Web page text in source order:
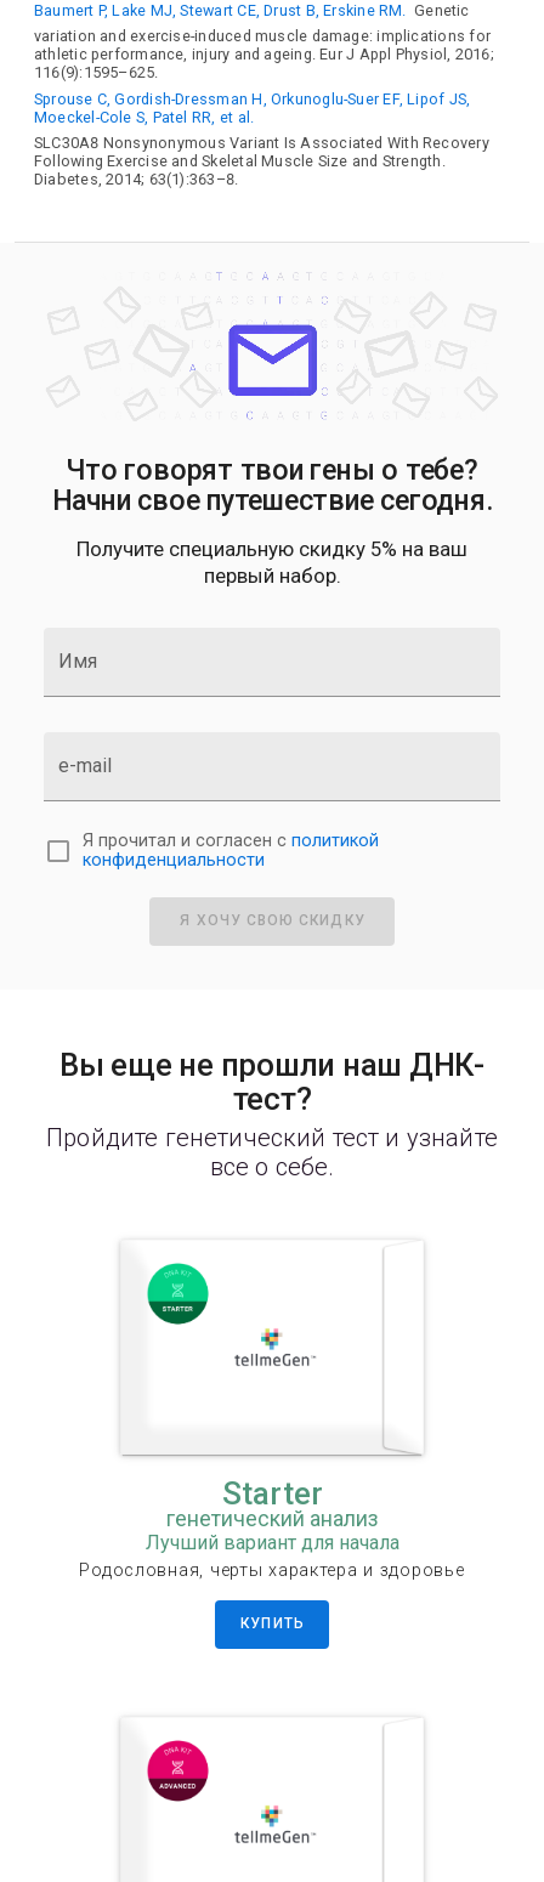
Baumert P, Lake MJ, Stewart CE, Drust B, Erskine RM. Genetic
variation and exercise-induced muscle damage: implications for
athletic performance, injury and ageing. Eur J Appl Physiol, 2016;
116(9):1595–625.
Sprouse C, Gordish-Dressman H, Orkunoglu-Suer EF, Lipof JS,
Moeckel-Cole S, Patel RR, et al.
SLC30A8 Nonsynonymous Variant Is Associated With Recovery
Following Exercise and Skeletal Muscle Size and Strength.
Diabetes, 2014; 63(1):363–8.
Что говорят твои гены о тебе?
Начни свое путешествие сегодня.
Получите специальную скидку 5% на ваш
первый набор.
Имя
e-mail
Я прочитал и согласен с политикой
конфиденциальности
Я ХОЧУ СВОЮ СКИДКУ
Вы еще не прошли наш ДНК-
тест?
Пройдите генетический тест и узнайте
все о себе.
Starter
генетический анализ
Лучший вариант для начала
Родословная, черты характера и здоровье
КУПИТЬ